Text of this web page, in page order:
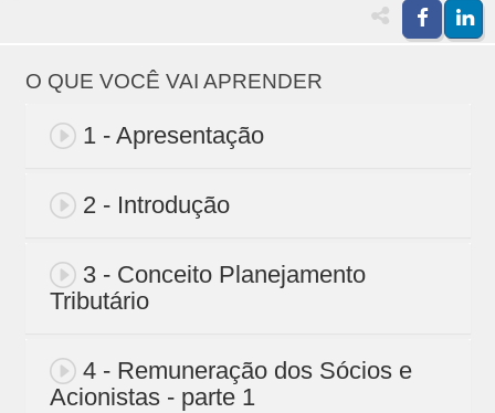
O QUE VOCÊ VAI APRENDER
1 - Apresentação
2 - Introdução
3 - Conceito Planejamento
Tributário
4 - Remuneração dos Sócios e
Acionistas - parte 1